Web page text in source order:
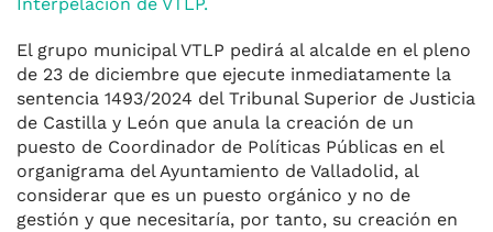
El grupo municipal VTLP pedirá al alcalde en el pleno
de 23 de diciembre que ejecute inmediatamente la
sentencia 1493/2024 del Tribunal Superior de Justicia
de Castilla y León que anula la creación de un
puesto de Coordinador de Políticas Públicas en el
organigrama del Ayuntamiento de Valladolid, al
considerar que es un puesto orgánico y no de
gestión y que necesitaría, por tanto, su creación en